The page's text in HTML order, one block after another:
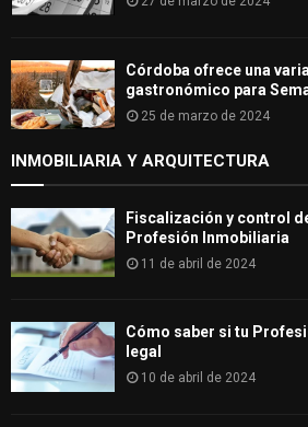
Córdoba ofrece una
gastronómico para
25 de marzo de 2024
INMOBILIARIA Y ARQUITECTURA
Fiscalización y control
Profesión Inmobiliaria
11 de abril de 2024
Cómo saber si tu
legal
10 de abril de 2024